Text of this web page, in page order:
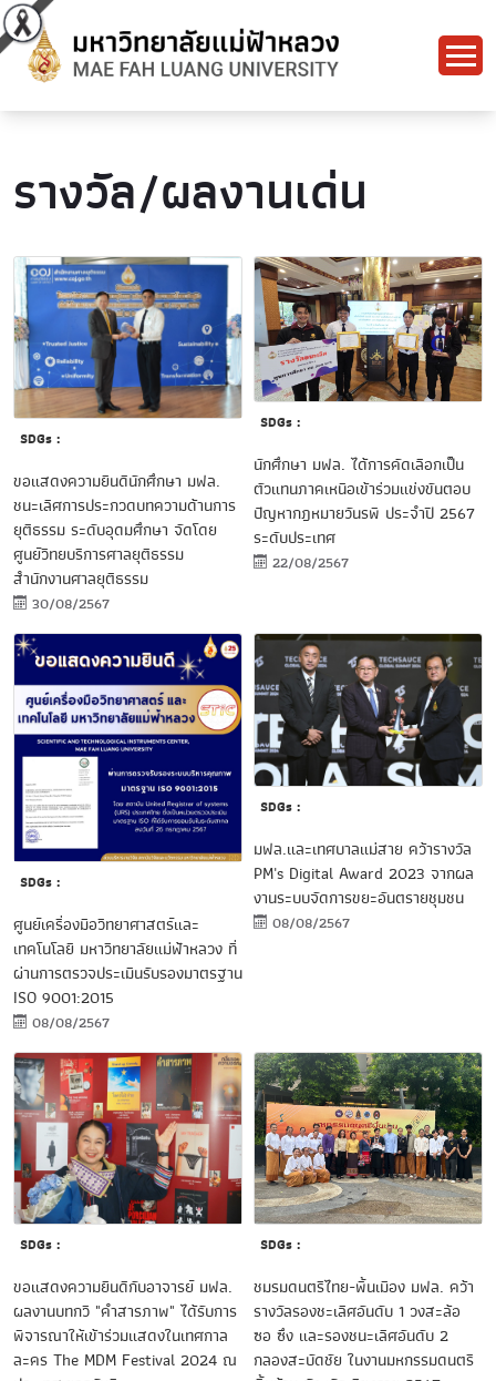
รางวัล/ผลงานเด่น
SDGs :
ขอแสดงความยินดีนักศึกษา มฟล.
ชนะเลิศการประกวดบทความด้านการ
ยุติธรรม ระดับอุดมศึกษา จัดโดย
ศูนย์วิทยบริการศาลยุติธรรม
สำนักงานศาลยุติธรรม
30/08/2567
SDGs :
นักศึกษา มฟล. ได้การคัดเลือกเป็น
ตัวแทนภาคเหนือเข้าร่วมแข่งขันตอบ
ปัญหากฎหมายวันรพี ประจำปี 2567
ระดับประเทศ
22/08/2567
SDGs :
ศูนย์เครื่องมือวิทยาศาสตร์และ
เทคโนโลยี มหาวิทยาลัยแม่ฟ้าหลวง ที่
ผ่านการตรวจประเมินรับรองมาตรฐาน
ISO 9001:2015
08/08/2567
SDGs :
มฟล.และเทศบาลแม่สาย คว้ารางวัล
PM's Digital Award 2023 จากผล
งานระบบจัดการขยะอันตรายชุมชน
08/08/2567
SDGs :
ขอแสดงความยินดีกับอาจารย์ มฟล.
ผลงานบทกวี "คำสารภาพ" ได้รับการ
พิจารณาให้เข้าร่วมแสดงในเทศกาล
ละคร The MDM Festival 2024 ณ
SDGs :
ชมรมดนตรีไทย-พื้นเมือง มฟล. คว้า
รางวัลรองชะเลิศอันดับ 1 วงสะล้อ
ซอ ซึง และรองชนะเลิศอันดับ 2
กลองสะบัดชัย ในงานมหกรรมดนตรี